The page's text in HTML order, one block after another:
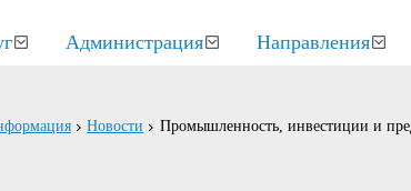
Администрация Направления
Новости Промышленность, инвестиции и